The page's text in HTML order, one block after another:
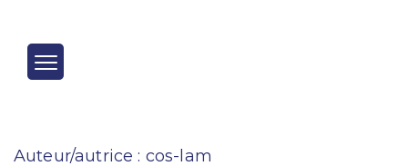
Auteur/autrice : cos-lam